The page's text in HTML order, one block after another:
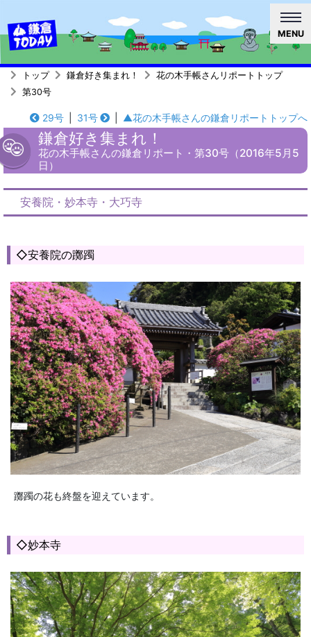
MENU
トップ 鎌倉好き集まれ！
花の木手帳さんリポートトップ
第30号
29号 31号 ▲花の木手帳さんの鎌倉リポートトップへ
鎌倉好き集まれ！
花の木手帳さんの鎌倉リポート・第30号（2016年5月5
日）
安養院・妙本寺・大巧寺
◇安養院の躑躅
躑躅の花も終盤を迎えています。
◇妙本寺